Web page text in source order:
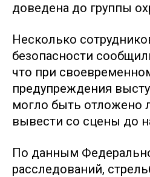
доведена до группы
Несколько
безопасности
что при
предупреждения
могло быть отложено
вывести со сцены до
По данным
расследований,